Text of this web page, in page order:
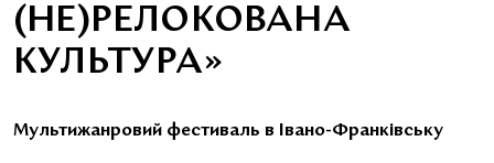
(НЕ)РЕЛОКОВАНА
КУЛЬТУРА»
Мультижанровий фестиваль в Івано-Франківську